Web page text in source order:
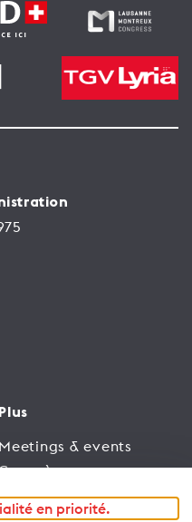
Plus
Meetings & events
en priorité.